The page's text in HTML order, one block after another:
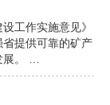
工作实施意见》
省提供可靠的矿产
。 …